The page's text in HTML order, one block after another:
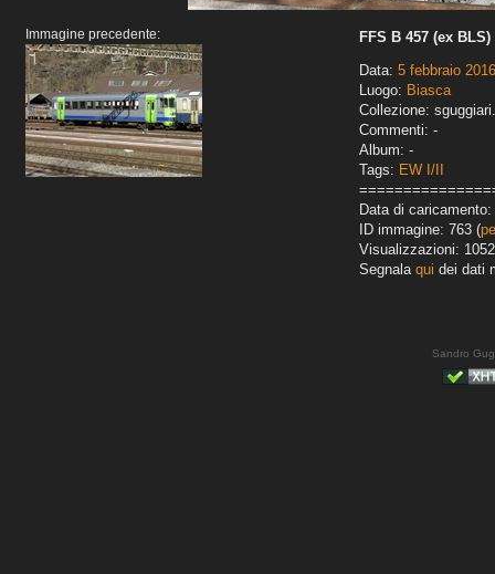
Immagine precedente:
FFS B 457 (ex BLS)
Data: 5 febbraio 2016
Luogo: Biasca
Collezione:
Commenti: -
Album: -
Tags: EW I/II
Data di caricamento:
ID immagine: 763 (
Visualizzazioni: 1052
Segnala qui dei dati
Sandro